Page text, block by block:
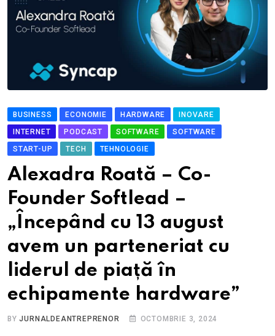
BUSINESS ECONOMIE HARDWARE
INOVARE
INTERNET
PODCAST SOFTWARE
SOFTWARE
START-UP
TECH TEHNOLOGIE
Alexadra Roată – Co-
Founder Softlead –
„Începând cu 13 august
avem un parteneriat cu
liderul de piață în
echipamente hardware”
BYJURNALDEANTREPRENOR OCTOMBRIE 3, 2024